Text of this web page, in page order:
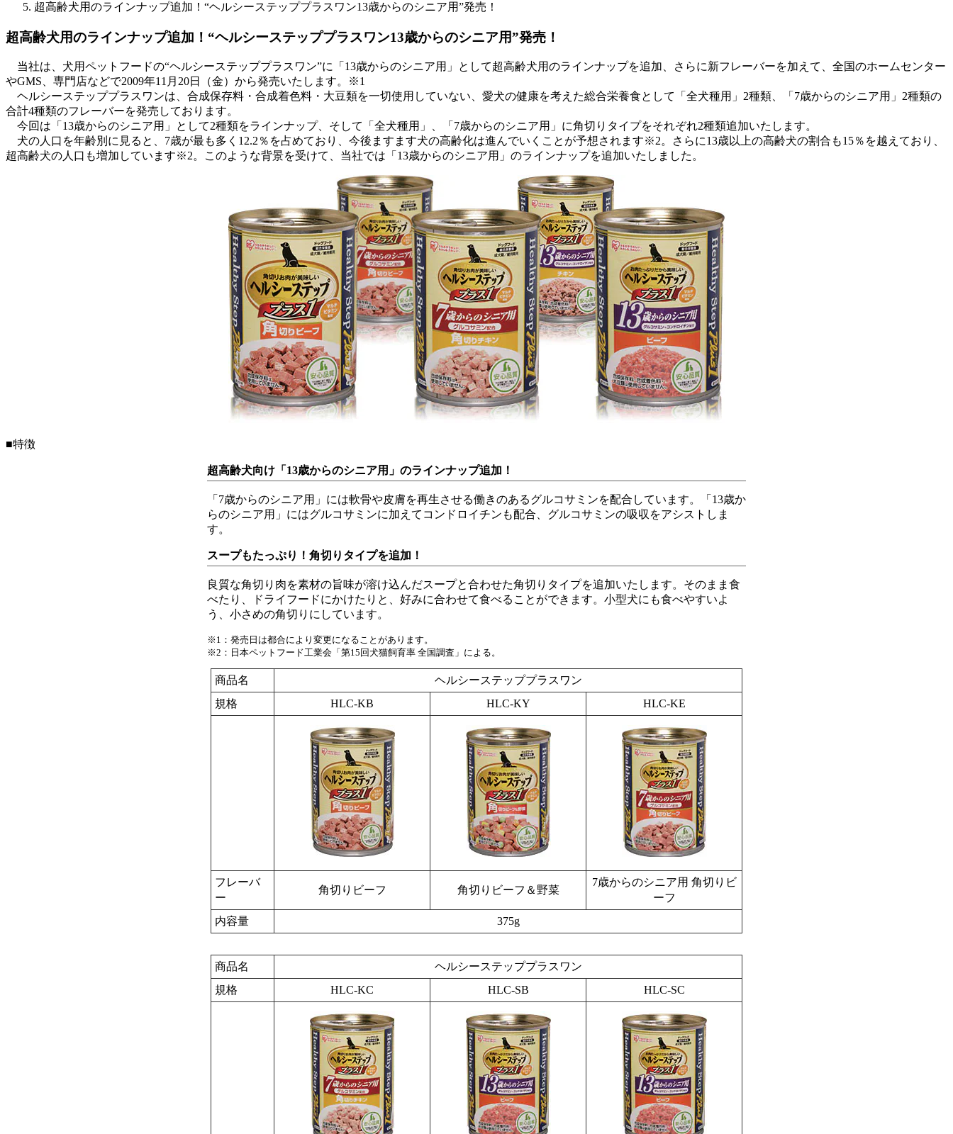
超高齢犬用のラインナップ追加！“ヘルシーステッププラスワン13歳からのシニア用”発売！
超高齢犬用のラインナップ追加！“ヘルシーステッププラスワン13歳からのシニア用”発売！
当社は、犬用ペットフードの“ヘルシーステッププラスワン”に「13歳からのシニア用」として超高齢犬用のラインナップを追加、さらに新フレーバーを加えて、全国のホームセンター
やGMS、専門店などで2009年11月20日（金）から発売いたします。
※1
ヘルシーステッププラスワンは、合成保存料・合成着色料・大豆類を一切使用していない、愛犬の健康を考えた総合栄養食として「全犬種用」2種類、「7歳からのシニア用」2種類の
合計4種類のフレーバーを発売しております。
今回は「13歳からのシニア用」
として2種類をラインナップ、そして「全犬種用」、「7歳からのシニア用」に角切りタイプをそれぞれ2種類追加いたします。
犬の人口 を年齢別に見ると、7歳が最も多く12.2％を占めており、今後ますます犬の高齢化は進んでいくことが予想されます※2。さらに13歳以上の高齢犬の割合も15％を越えており、
超高齢犬の人口も増加しています※2。このような背景を受けて、当社では「13歳からのシニア用」のラインナップを追加いたしました。
■特徴
超高齢犬向け「13歳からのシニア用」のラインナップ追加！
「7歳からのシニア用」には軟骨や皮膚を再生させる働きのあるグルコサミンを配合しています。「13歳か
らのシニア用」にはグルコサミンに加えてコンドロイチンも配合、グルコサミンの吸収をアシストしま
す。
スープもたっぷり！角切りタイプを追加！
良質な角切り肉を素材の旨味が溶け込んだスープと合わせた角切りタイプを追加いたします。そのまま食
べたり、ドライフードにかけたりと、好みに合わせて食べることができます。小型犬にも食べやすいよ
う、小さめの角切りにしています。
※1：発売日は都合により変更になることがあります。
※2：日本ペットフード工業会「第15回犬猫飼育率 全国調査」による。
商品名
ヘルシーステッププラスワン
規格
HLC-KB HLC-KY HLC-KE
フレーバ
ー
角切りビーフ 角切りビーフ＆野菜
7歳からのシニア用 角切りビ
ーフ
内容量
375g
商品名
ヘルシーステッププラスワン
規格
HLC-KC HLC-SB HLC-SC